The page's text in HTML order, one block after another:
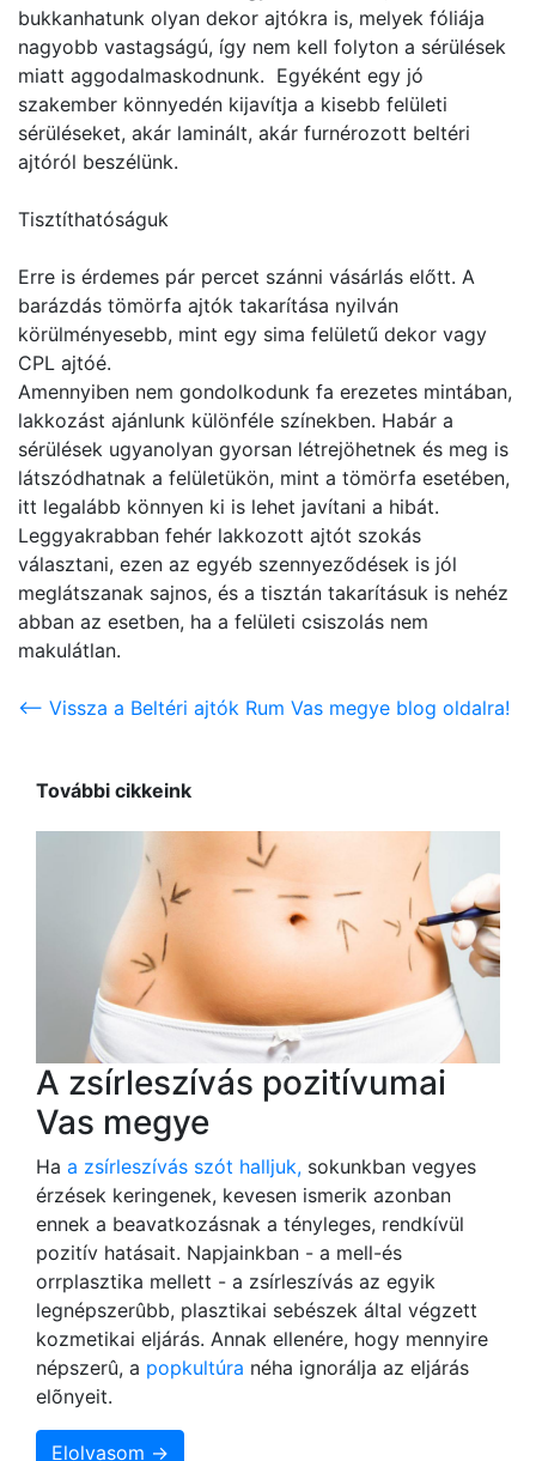
bukkanhatunk olyan dekor ajtókra is, melyek fóliája
nagyobb vastagságú, így nem kell folyton a sérülések
miatt aggodalmaskodnunk. Egyéként egy jó
szakember könnyedén kijavítja a kisebb felületi
sérüléseket, akár laminált, akár furnérozott beltéri
ajtóról beszélünk.
Tisztíthatóságuk
Erre is érdemes pár percet szánni vásárlás előtt. A
barázdás tömörfa ajtók takarítása nyilván
körülményesebb, mint egy sima felületű dekor vagy
CPL ajtóé.
Amennyiben nem gondolkodunk fa erezetes mintában,
lakkozást ajánlunk különféle színekben. Habár a
sérülések ugyanolyan gyorsan létrejöhetnek és meg is
látszódhatnak a felületükön, mint a tömörfa esetében,
itt legalább könnyen ki is lehet javítani a hibát.
Leggyakrabban fehér lakkozott ajtót szokás
választani, ezen az egyéb szennyeződések is jól
meglátszanak sajnos, és a tisztán takarításuk is nehéz
abban az esetben, ha a felületi csiszolás nem
makulátlan.
<-- Vissza a Beltéri ajtók Rum Vas megye blog oldalra!
További cikkeink
A zsírleszívás pozitívumai
Vas megye
Ha a zsírleszívás szót halljuk, sokunkban vegyes
érzések keringenek, kevesen ismerik azonban
ennek a beavatkozásnak a tényleges, rendkívül
pozitív hatásait. Napjainkban - a mell-és
orrplasztika mellett - a zsírleszívás az egyik
legnépszerûbb, plasztikai sebészek által végzett
kozmetikai eljárás. Annak ellenére, hogy mennyire
népszerû, a popkultúra néha ignorálja az eljárás
elõnyeit.
Elolvasom →